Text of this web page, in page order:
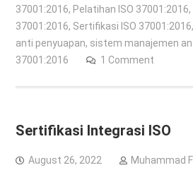
37001:2016, Pelatihan ISO 37001:2016,
37001:2016, Sertifikasi ISO 37001:2016,
anti penyuapan, sistem manajemen
37001:2016
1 Comment
Sertifikasi Integrasi ISO
August 26, 2022 Muhammad